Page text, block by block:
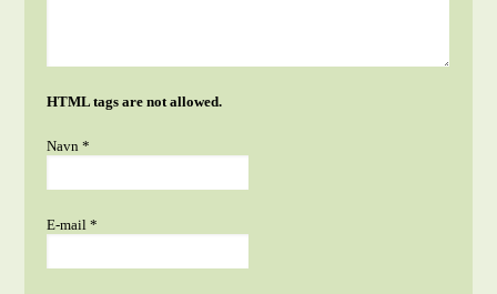
HTML tags are not allowed.
Navn*
E-mail*